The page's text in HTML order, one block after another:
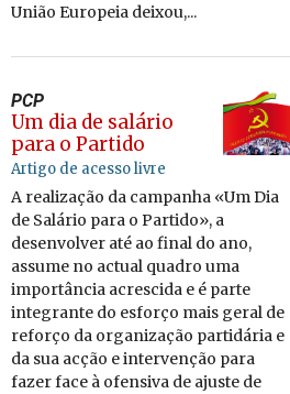
União Europeia deixou,...
PCP
Um dia de salário
para o Partido
Artigo de acesso livre
A re­a­li­zação da cam­panha «Um Dia
de Sa­lário para o Par­tido», a
de­sen­volver até ao final do ano,
as­sume no ac­tual quadro uma
im­por­tância acres­cida e é parte
in­te­grante do es­forço mais geral de
re­forço da or­ga­ni­zação par­ti­dária e
da sua acção e in­ter­venção para
fazer face à ofen­siva de ajuste de